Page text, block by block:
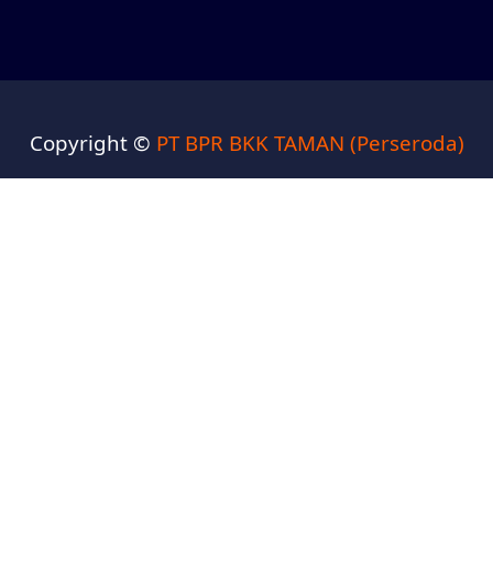
Copyright © PT BPR BKK TAMAN (Perseroda)